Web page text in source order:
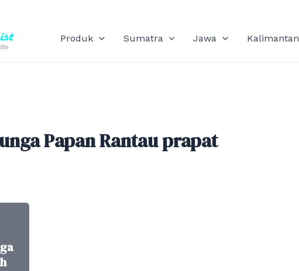
Produk Sumatra Jawa Kalimantan
Papan Rantau prapat